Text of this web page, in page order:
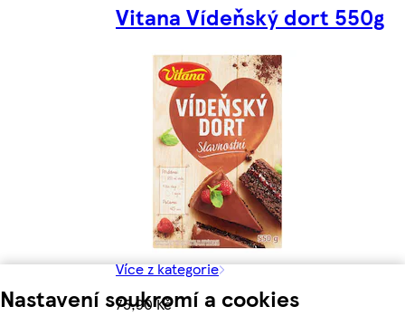
Nastavení soukromí a cookies
Vitana Vídeňský dort 550g
Více z kategorie
75,90 Kč